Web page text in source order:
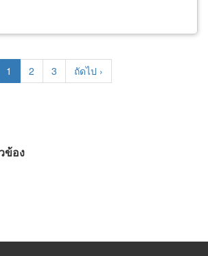
Current
page
1 Page
2 Page
3
Next
page
ถัดไป ›
ข้อง